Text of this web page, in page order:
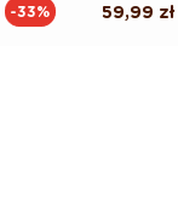
-33%
Cena
Cena
59,99 zł